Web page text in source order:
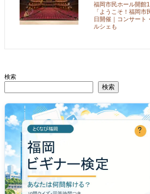
福岡市民ホール開館
「ようこそ！福岡
日開催｜コンサート
ルシェも
検索
検索